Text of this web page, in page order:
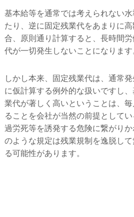
基本給等を通常では考えられない
たり、逆に固定残業代をあまりに
合、原則通り計算すると、長時間
代が一切発生しないことになります
しかし本来、固定残業代は、通常
に仮計算する例外的な扱いですし
業代が著しく高いということは、
ることを会社が当然の前提としてい
過労死等を誘発する危険に繋がり
のような規定は残業規制を逸脱し
る可能性があります。